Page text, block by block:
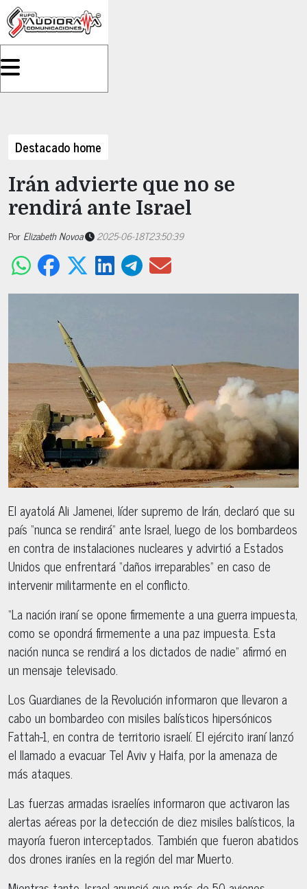
Destacado home
Irán advierte que no se
rendirá ante Israel
Por Elizabeth Novoa 2025-06-18T23:50:39
El ayatolá Ali Jamenei, líder supremo de Irán, declaró que su
país “nunca se rendirá” ante Israel, luego de los bombardeos
en contra de instalaciones nucleares y advirtió a Estados
Unidos que enfrentará “daños irreparables” en caso de
intervenir militarmente en el conflicto.
“La nación iraní se opone firmemente a una guerra impuesta,
como se opondrá firmemente a una paz impuesta. Esta
nación nunca se rendirá a los dictados de nadie” afirmó en
un mensaje televisado.
Los Guardianes de la Revolución informaron que llevaron a
cabo un bombardeo con misiles balísticos hipersónicos
Fattah-1, en contra de territorio israelí. El ejército iraní lanzó
el llamado a evacuar Tel Aviv y Haifa, por la amenaza de
más ataques.
Las fuerzas armadas israelíes informaron que activaron las
alertas aéreas por la detección de diez misiles balísticos, la
mayoría fueron interceptados. También que fueron abatidos
dos drones iraníes en la región del mar Muerto.